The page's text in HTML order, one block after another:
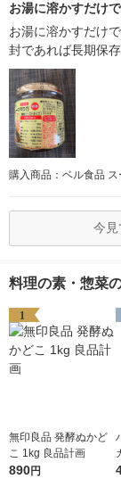
お湯に溶かすだけ
お湯に溶かすだけ
封であれば長期保
購入商品：ベル食品
今見
料理の素・惣菜
1
無印良品 発酵ぬかど
こ 1kg 良品計画
890円